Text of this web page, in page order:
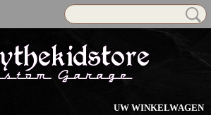
UW WINKELWAGEN